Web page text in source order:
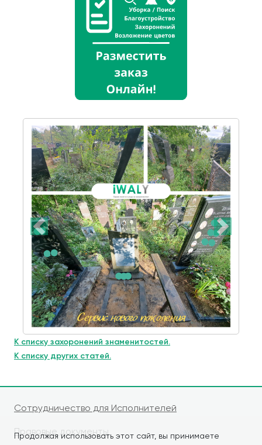
Продолжая использовать этот сайт, вы принимаете
К списку захоронений знаменитостей.
К списку других статей.
Сотрудничество для Исполнителей
Правовые документы